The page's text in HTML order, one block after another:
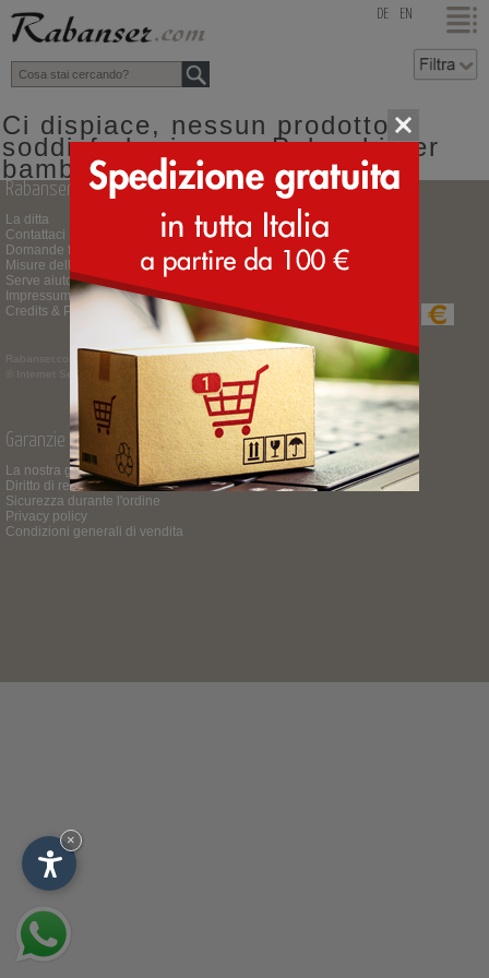
top DE EN
Ci dispiace, nessun prodotto
soddisfa la ricerca: Polacchi per
bambini MOU colore blu
Rabanser.com
La ditta
Contattaci
Domande frequenti
Misure delle scarpe
Serve aiuto per la scelta?
Impressum
Credits & Partner
Rabanser.com
MWSt.Nr. IT01391430210
© Internet Service ™ -
Impressum
Pagamenti e consegne
Guida all'acquisto
Tempi e costi delle consegne
Spedizione espressa
Restituzione o cambio merce
Garanzie e privacy
La nostra garanzia
Diritto di recesso
Sicurezza durante l'ordine
Privacy policy
Condizioni generali di vendita
Seguici su
×